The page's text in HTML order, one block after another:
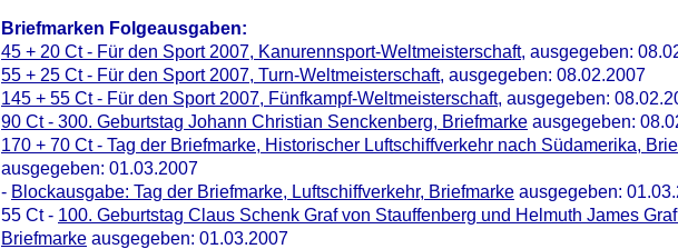
Briefmarken Folgeausgaben:
45 + 20 Ct - Für den Sport 2007, Kanurennsport-Weltmeisterschaft, ausgegeben:
55 + 25 Ct - Für den Sport 2007, Turn-Weltmeisterschaft, ausgegeben: 08.02.2007
145 + 55 Ct - Für den Sport 2007, Fünfkampf-Weltmeisterschaft, ausgegeben:
90 Ct - 300. Geburtstag Johann Christian Senckenberg, Briefmarke ausgegeben:
170 + 70 Ct - Tag der Briefmarke, Historischer Luftschiffverkehr nach Südamerika,
ausgegeben: 01.03.2007
- Blockausgabe: Tag der Briefmarke, Luftschiffverkehr, Briefmarke ausgegeben:
55 Ct - 100. Geburtstag Claus Schenk Graf von Stauffenberg und Helmuth James
Briefmarke ausgegeben: 01.03.2007